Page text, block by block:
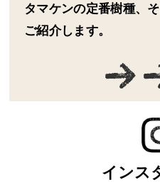
タマケンの定番樹種、
ご紹介します。
インス